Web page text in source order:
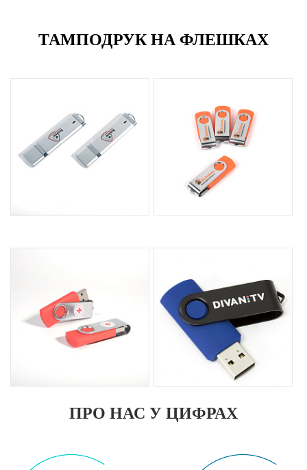
ТАМПОДРУК НА ФЛЕШКАХ
ПРО НАС У ЦИФРАХ